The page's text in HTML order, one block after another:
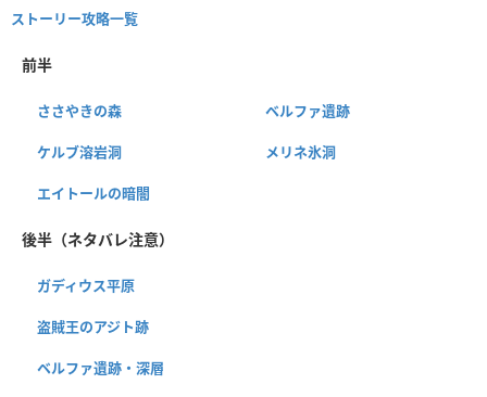
ストーリー攻略一覧
前半
ささやきの森 ベルファ遺跡
ケルブ溶岩洞 メリネ氷洞
エイトールの暗闇
後半（ネタバレ注意）
ガディウス平原
盗賊王のアジト跡
ベルファ遺跡・深層